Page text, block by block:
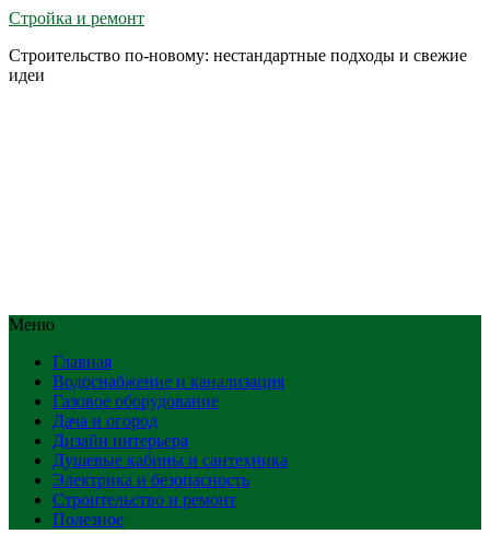
Стройка и ремонт
Строительство по-новому: нестандартные подходы и свежие
идеи
Меню
Главная
Водоснабжение и канализация
Газовое оборудование
Дача и огород
Дизайн интерьера
Душевые кабины и сантехника
Электрика и безопасность
Строительство и ремонт
Полезное